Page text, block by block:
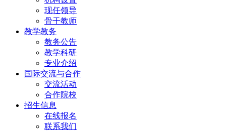
现任领导
骨干教师
教学教务
教务公告
教学科研
专业介绍
国际交流与合作
交流活动
合作院校
招生信息
在线报名
联系我们